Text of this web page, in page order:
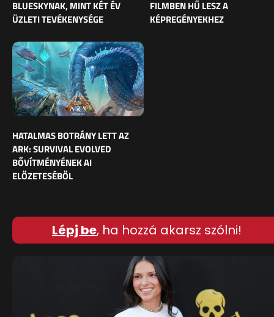
BLUESKYNAK, MINT KÉT ÉV
ÜZLETI TEVÉKENYSÉGE
FILMBEN HŰ LESZ A
KÉPREGÉNYEKHEZ
HATALMAS BOTRÁNY LETT AZ
ARK: SURVIVAL EVOLVED
BŐVÍTMÉNYÉNEK AI
ELŐZETESÉBŐL
Lépj be, ha hozzá akarsz szólni!